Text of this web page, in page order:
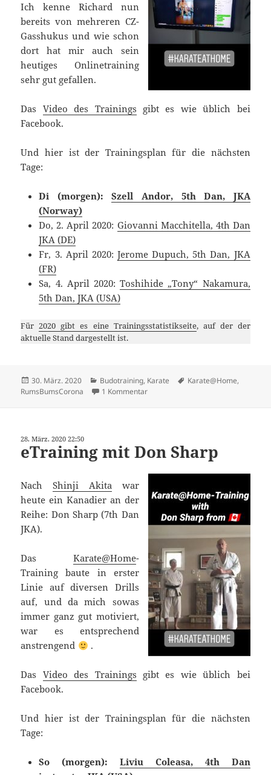
Ich kenne Richard nun
bereits von mehreren CZ-
Gasshukus und wie schon
dort hat mir auch sein
heutiges Onlinetraining
sehr gut gefallen.
Das Video des Trainings gibt es wie üblich bei
Facebook.
Und hier ist der Trainingsplan für die nächsten
Tage:
Di (morgen):Szell Andor, 5th Dan, JKA
(Norway)
Do, 2. April 2020: Giovanni Macchitella, 4th Dan
JKA (DE)
Fr, 3. April 2020: Jerome Dupuch, 5th Dan, JKA
(FR)
Sa, 4. April 2020:Toshihide „Tony“ Nakamura,
5th Dan, JKA (USA)
Für2020 gibt es eine Trainingsstatistikseite, auf der der
aktuelle Stand dargestellt ist.
Veröffentlicht
am
30. März. 2020 Kategorien
Budotraining, Karate Schlagwörter
Karate@Home,
RumsBumsCorona
1 Kommentarzu eTraining mit Richard Ruzicka
28. März. 2020 22:50
eTraining mit Don Sharp
NachShinji Akitawar
heute ein Kanadier an der
Reihe: Don Sharp (7th Dan
JKA).
Das Karate@Home-
Training baute in erster
Linie auf diversen Drills
auf, und da mich sowas
immer ganz gut motiviert,
war es entsprechend
anstrengend
.
Das Video des Trainings gibt es wie üblich bei
Facebook.
Und hier ist der Trainingsplan für die nächsten
Tage:
So (morgen):Liviu Coleasa, 4th Dan